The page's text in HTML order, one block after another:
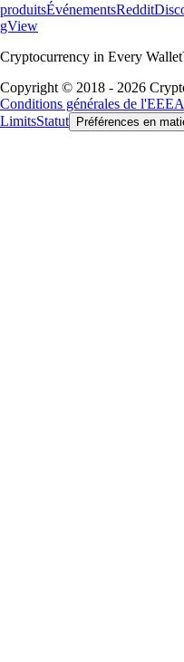
produitsÉvénementsReddit
gView
Cryptocurrency in Every
Copyright © 2018 - 2026
Conditions générales de l'EEE
LimitsStatut Préférences en